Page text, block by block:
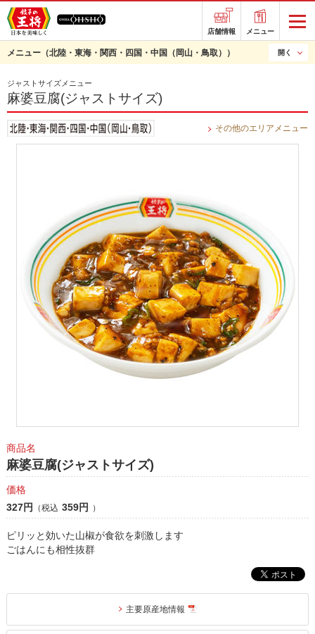
店舗情報 メニュー
麻婆豆腐(ジャストサイズ)
その他のエリアメニュー
ジャストサイズメニュー
商品名
麻婆豆腐(ジャストサイズ)
価格
327円
（税込 359円 ）
ピリッと効いた山椒が食欲を刺激します
ごはんにも相性抜群
主要原産地情報
メニュー （北陸・東海・関西・四国・中国（岡山・鳥取）） 開く